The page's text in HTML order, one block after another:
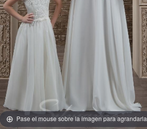
Pase el mouse sobre la imagen para agrandarla